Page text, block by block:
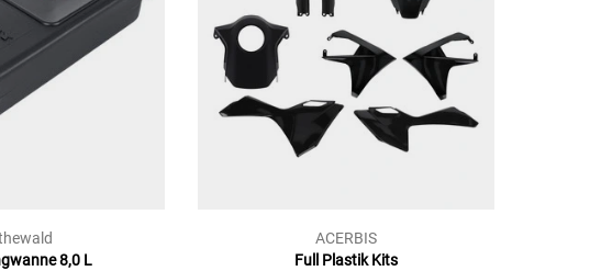
8,0 L
ACERBIS
Full Plastik Kits